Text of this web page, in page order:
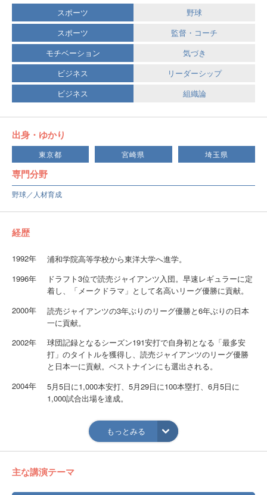
スポーツ
野球
スポーツ
監督・コーチ
モチベーション
気づき
ビジネス
リーダーシップ
ビジネス
組織論
出身・ゆかり
東京都 宮崎県 埼玉県
専門分野
野球／人材育成
経歴
1992年
浦和学院高等学校から東洋大学へ進学。
1996年
ドラフト3位で読売ジャイアンツ入団。早速レギュラーに定
着し、「メークドラマ」として名高いリーグ優勝に貢献。
2000年
読売ジャイアンツの3年ぶりのリーグ優勝と6年ぶりの日本
一に貢献。
2002年
球団記録となるシーズン191安打で自身初となる「最多安
打」のタイトルを獲得し、読売ジャイアンツのリーグ優勝
と日本一に貢献。ベストナインにも選出される。
2004年
5月5日に1,000本安打、5月29日に100本塁打、6月5日に
1,000試合出場を達成。
「メークレジェンド」と語り継がれるリーグ優勝に貢献。
埼玉西武ライオンズに移籍し、登録名を「清水崇行」に変
更。この年限りで現役を引退。
2010年
野球解説者、スポーツコメンテーターとしての活動を開
もっとみる
主な講演テーマ